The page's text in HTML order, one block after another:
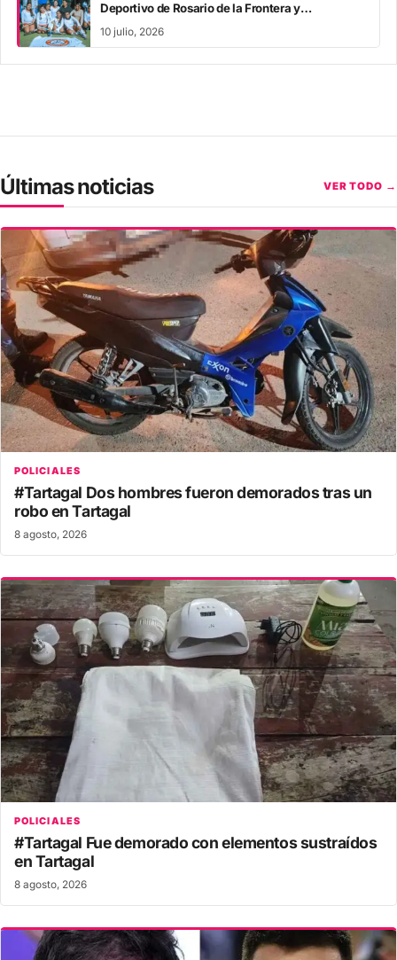
Deportivo de Rosario de la Frontera y
10 julio, 2026
Últimas noticias VER TODO →
POLICIALES
#Tartagal Dos hombres fueron demorados tras un
robo en Tartagal
8 agosto, 2026
POLICIALES
#Tartagal Fue demorado con elementos sustraídos
en Tartagal
8 agosto, 2026